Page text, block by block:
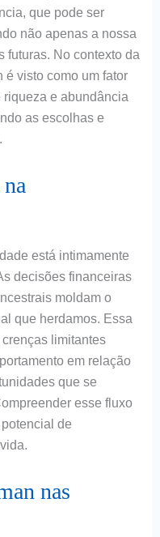
que pode ser
não apenas a nossa
futuras. No contexto da
é visto como um fator
e abundância
as escolhas e
está intimamente
decisões financeiras
moldam o
que herdamos. Essa
limitantes
em relação
que se
esse fluxo
de
nas